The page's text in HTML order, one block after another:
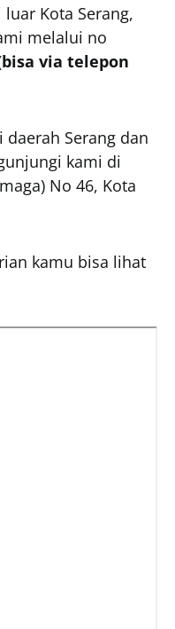
Kota Serang,
melalui no
bisa via telepon
Serang dan
kami di
No 46, Kota
kamu bisa lihat